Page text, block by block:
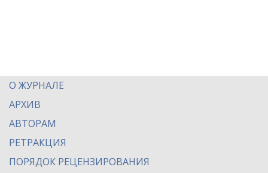
О ЖУРНАЛЕ
АРХИВ
АВТОРАМ
РЕТРАКЦИЯ
ПОРЯДОК РЕЦЕНЗИРОВАНИЯ